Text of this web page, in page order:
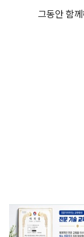
그동안 함